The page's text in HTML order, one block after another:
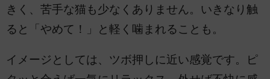
きく、苦手な猫も少なくありません。いきなり触
ると「やめて！」と軽く噛まれることも。
イメージとしては、ツボ押しに近い感覚です。ピ